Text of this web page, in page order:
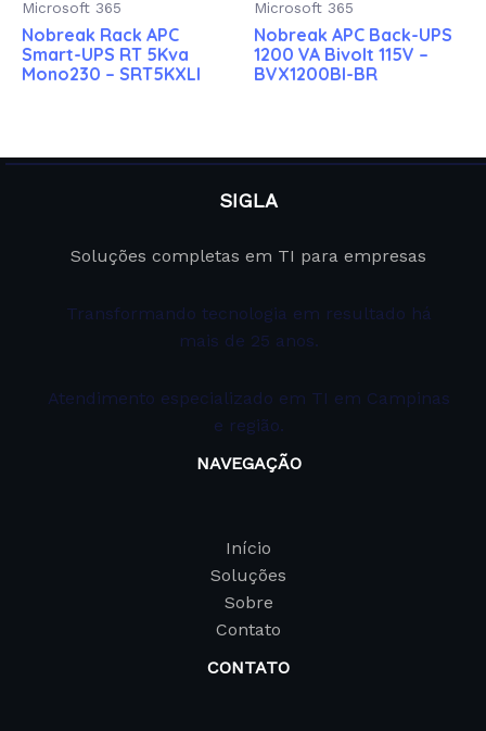
Microsoft 365
Nobreak Rack APC
Smart-UPS RT 5Kva
Mono230 – SRT5KXLI
Microsoft 365
Nobreak APC Back-UPS
1200 VA Bivolt 115V –
BVX1200BI-BR
SIGLA
Soluções completas em TI para empresas
Transformando tecnologia em resultado há
mais de 25 anos.
Atendimento especializado em TI em Campinas
e região.
NAVEGAÇÃO
Início
Soluções
Sobre
Contato
CONTATO